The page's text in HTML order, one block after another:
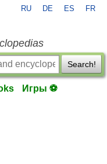
RU DE ES FR
Search!
Игры ⚽